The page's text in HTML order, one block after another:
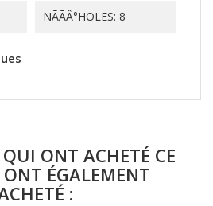
NÃÃÂ°HOLES: 8
QUI ONT ACHETÉ CE
ÉGALEMENT
: